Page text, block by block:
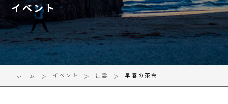
イベント
ホーム イベント 出雲 早春の茶会